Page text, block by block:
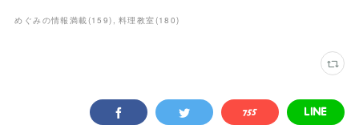
めぐみの情報満載(159) 料理教室(180)